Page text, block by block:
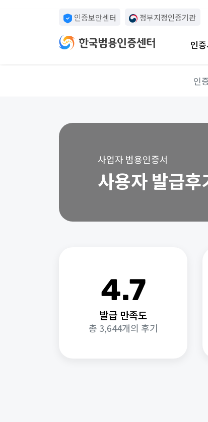
인증보안센터 정부지정인증기관
인
인
사업자 범용인증서
사용자 발급후
4.7
발급 만족도
총 3,644개의 후기